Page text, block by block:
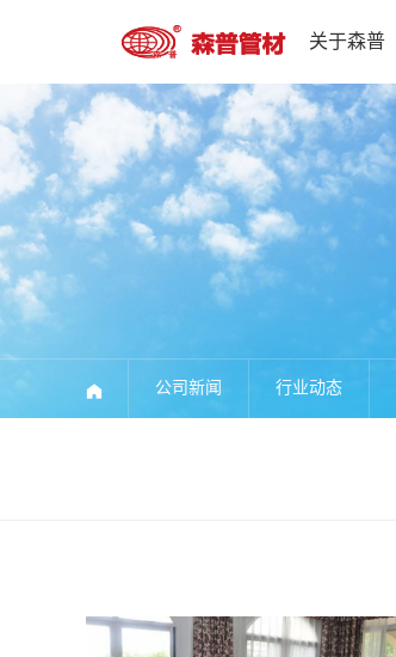
关于森普
公司新闻 行业动态